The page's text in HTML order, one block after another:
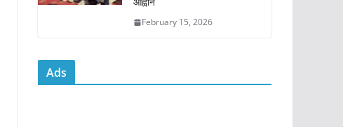
February 15, 2026
Ads